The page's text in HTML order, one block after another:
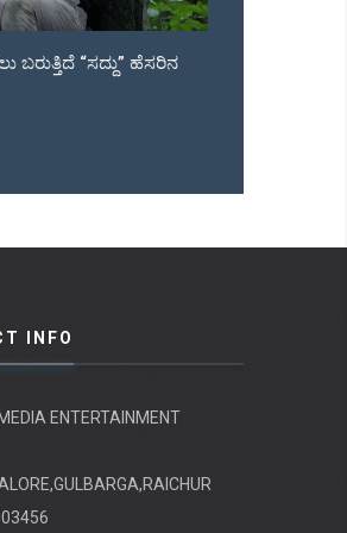
ಹೆಸರಿನ
ಹೆಚ್ ಡಿ ಕೆ ಮುಂದಿನ
INFO
ENTERTAINMENT